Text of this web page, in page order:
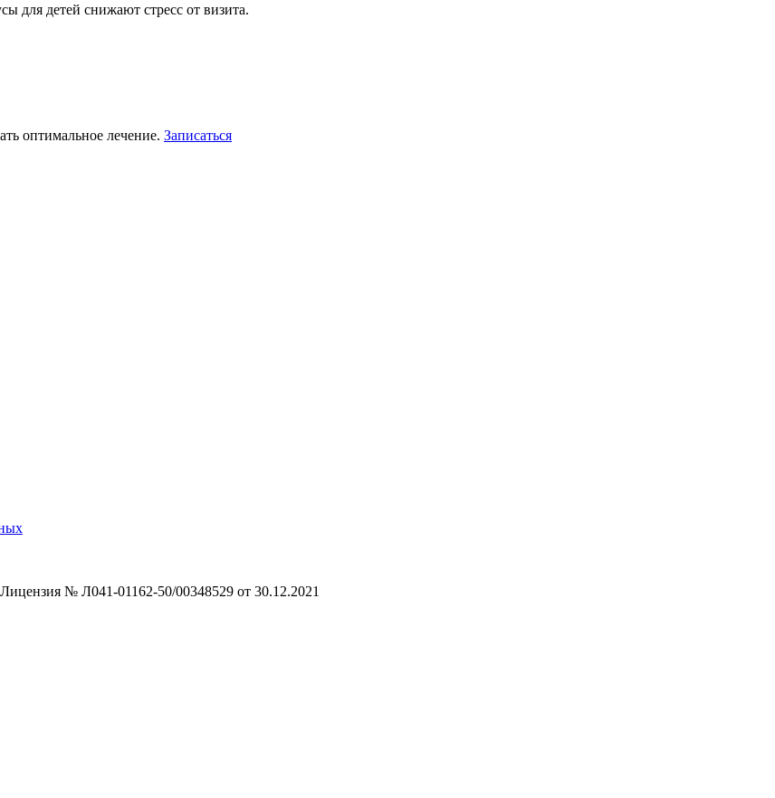
для детей снижают стресс от визита.
оптимальное лечение. Записаться
№ Л041-01162-50/00348529 от 30.12.2021